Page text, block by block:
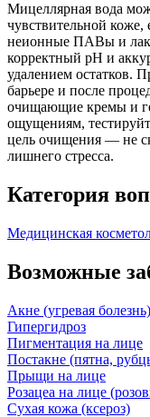
Мицеллярная вода
чувствительной
неионные ПАВы и
корректный pH и
удалением остатков.
барьере и после
очищающие кремы и
ощущениям,
цель очищения — не
лишнего стресса.
Категория
Медицинская
Возможные
Акне (угревая болезнь)
Гипергидроз
Пигментация на лице
Постакне (пятна,
Прыщи на лице
Розацеа на лице
Сухая кожа (ксероз)